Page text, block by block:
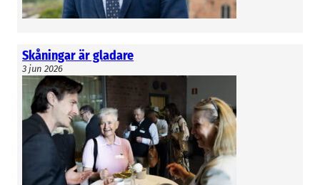
Skåningar är gladare
3 jun 2026